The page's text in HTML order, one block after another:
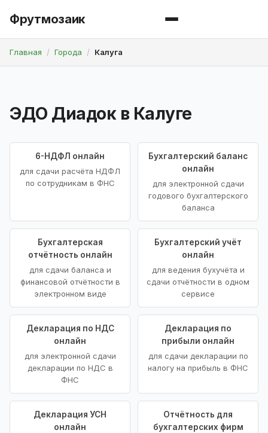
Фрутмозаик
Главная Города Калуга
ЭДО Диадок в Калуге
6-НДФЛ онлайн
для сдачи расчёта НДФЛ
по сотрудникам в ФНС
Бухгалтерский баланс
онлайн
для электронной сдачи
годового бухгалтерского
баланса
Бухгалтерская
отчётность онлайн
для сдачи баланса и
финансовой отчётности в
электронном виде
Бухгалтерский учёт
онлайн
для ведения бухучёта и
сдачи отчётности в одном
сервисе
Декларация по НДС
онлайн
для электронной сдачи
декларации по НДС в
ФНС
Декларация по
прибыли онлайн
для сдачи декларации по
налогу на прибыль в ФНС
Декларация УСН
онлайн
Отчётность для
бухгалтерских фирм